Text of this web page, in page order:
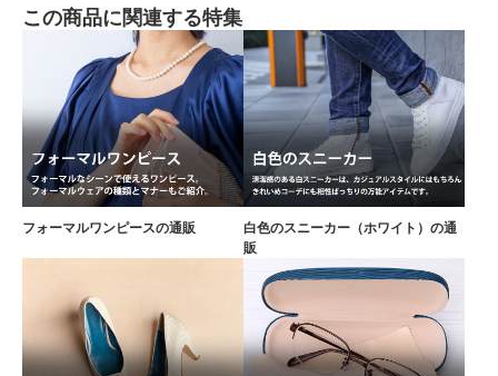
この商品に関連する特集
フォーマルワンピースの通販
白色のスニーカー（ホワイト）の通
販